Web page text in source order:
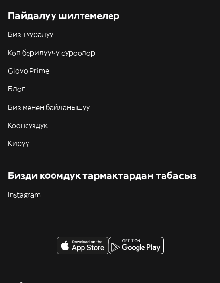
Пайдалуу шилтемелер
Биз тууралуу
Көп берилүүчү суроолор
Glovo Prime
Блог
Биз менен байланышуу
Коопсуздук
Кирүү
Бизди коомдук тармактардан табасыз
Instagram